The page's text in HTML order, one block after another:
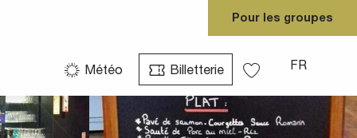
Météo
Billetterie
FR
Pour les groupes